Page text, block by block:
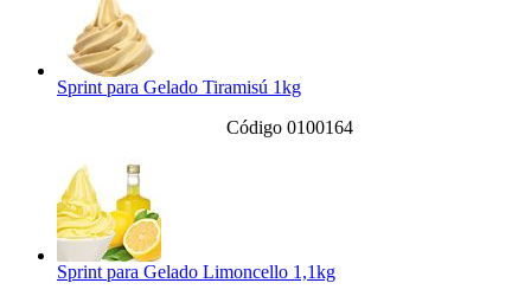
Sprint para Gelado Tiramisú 1kg
Código 0100164
Sprint para Gelado Limoncello 1,1kg